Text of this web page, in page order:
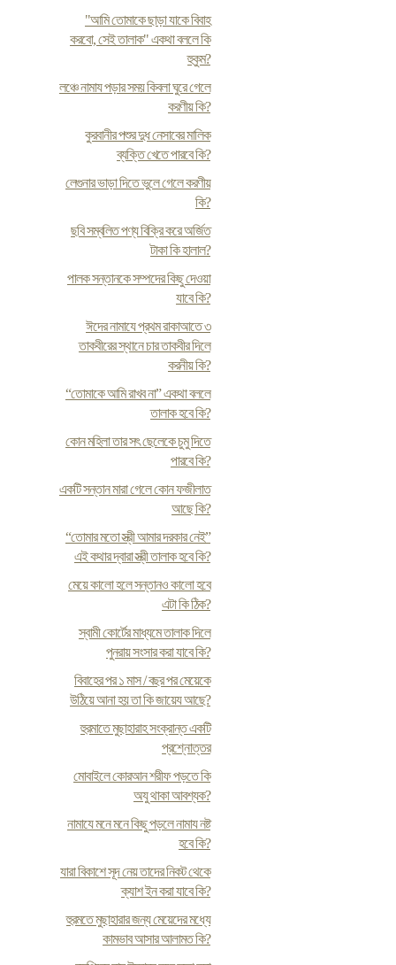
"আমি তোমাকে ছাড়া যাকে বিবাহ
করবো, সেই তালাক" একথা বললে কি
হুকুম?
লঞ্চে নামায পড়ার সময় কিবলা ঘুরে গেলে
করণীয় কি?
কুরবানীর পশুর দুধ নেসাবের মালিক
ব্যক্তি খেতে পারবে কি?
লেগুনার ভাড়া দিতে ভুলে গেলে করণীয়
কি?
ছবি সম্বলিত পণ্য বিক্রি করে অর্জিত
টাকা কি হালাল?
পালক সন্তানকে সম্পদের কিছু দেওয়া
যাবে কি?
ঈদের নামাযে প্রথম রাকাআতে ৩
তাকবীরের স্থানে চার তাকবীর দিলে
করনীয় কি?
“তোমাকে আমি রাখব না” একথা বললে
তালাক হবে কি?
কোন মহিলা তার সৎ ছেলেকে চুমু দিতে
পারবে কি?
একটি সন্তান মারা গেলে কোন ফজীলাত
আছে কি?
“তোমার মতো স্ত্রী আমার দরকার নেই”
এই কথার দ্বারা স্ত্রী তালাক হবে কি?
মেয়ে কালো হলে সন্তানও কালো হবে
এটা কি ঠিক?
স্বামী কোর্টের মাধ্যমে তালাক দিলে
পুনরায় সংসার করা যাবে কি?
বিবাহের পর ১ মাস / বছর পর মেয়েকে
উঠিয়ে আনা হয় তা কি জায়েয আছে?
হুরমাতে মুছাহারাহ সংক্রান্ত একটি
প্রশ্নোত্তর
মোবাইলে কোরআন শরীফ পড়তে কি
অযু থাকা আবশ্যক?
নামাযে মনে মনে কিছু পড়লে নামায নষ্ট
হবে কি?
যারা বিকাশে সূদ নেয় তাদের নিকট থেকে
ক্যাশ ইন করা যাবে কি?
হুরমতে মুছাহারার জন্য মেয়েদের মধ্যে
কামভাব আসার আলামত কি?